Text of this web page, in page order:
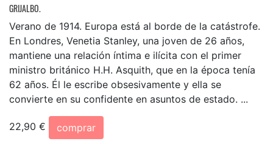
GRIJALBO.
Verano de 1914. Europa está al borde de la catástrofe.
En Londres, Venetia Stanley, una joven de 26 años,
mantiene una relación íntima e ilícita con el primer
ministro británico H.H. Asquith, que en la época tenía
62 años. Él le escribe obsesivamente y ella se
convierte en su confidente en asuntos de estado. ...
22,90 €
comprar